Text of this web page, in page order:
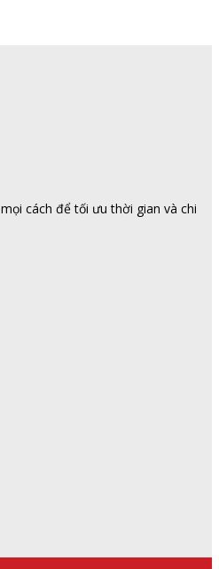
cách để tối ưu thời gian và chi